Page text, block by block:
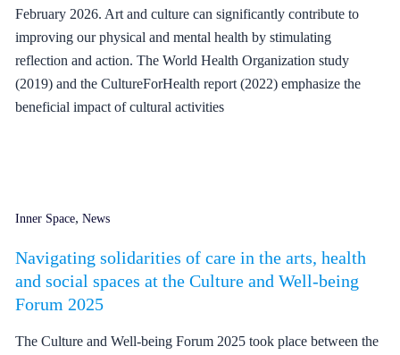
February 2026. Art and culture can significantly contribute to
improving our physical and mental health by stimulating
reflection and action. The World Health Organization study
(2019) and the CultureForHealth report (2022) emphasize the
beneficial impact of cultural activities
Inner Space, News
Navigating solidarities of care in the arts, health
and social spaces at the Culture and Well-being
Forum 2025
The Culture and Well-being Forum 2025 took place between the